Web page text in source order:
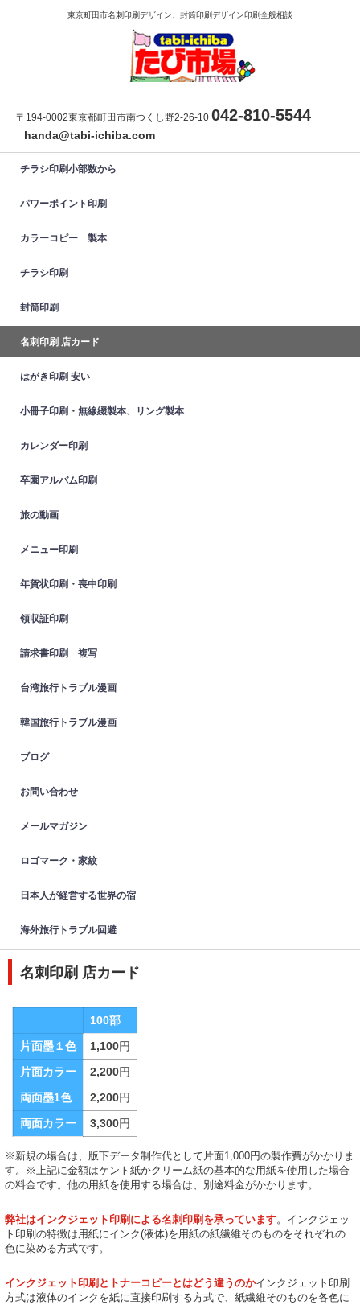
東京町田市名刺印刷デザイン、封筒印刷デザイン印刷全般相談
〒194-0002東京都町田市南つくし野2-26-10 042-810-5544
handa@tabi-ichiba.com
チラシ印刷小部数から
パワーポイント印刷
カラーコピー 製本
チラシ印刷
封筒印刷
名刺印刷 店カード
はがき印刷 安い
小冊子印刷・無線綴製本、リング製本
カレンダー印刷
卒園アルバム印刷
旅の動画
メニュー印刷
年賀状印刷・喪中印刷
領収証印刷
請求書印刷 複写
台湾旅行トラブル漫画
韓国旅行トラブル漫画
ブログ
お問い合わせ
メールマガジン
ロゴマーク・家紋
日本人が経営する世界の宿
海外旅行トラブル回避
名刺印刷 店カード
100部
片面墨１色
1,100円
片面カラー
2,200円
両面墨1色
2,200円
両面カラー
3,300円
※新規の場合は、版下データ制作代として片面1,000円の製作費がかかりま
す。※上記に金額はケント紙かクリーム紙の基本的な用紙を使用した場合
の料金です。他の用紙を使用する場合は、別途料金がかかります。
弊社はインクジェット印刷による名刺印刷を承っています。インクジェッ
ト印刷の特徴は用紙にインク(液体)を用紙の紙繊維そのものをそれぞれの
色に染める方式です。
インクジェット印刷とトナーコピーとはどう違うのかインクジェット印刷
方式は液体のインクを紙に直接印刷する方式で、紙繊維そのものを各色に